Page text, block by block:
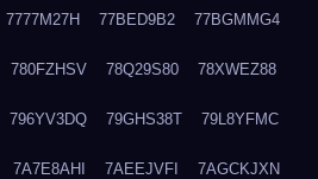
7777M27H 77BED9B2 77BGMMG4
780FZHSV 78Q29S80 78XWEZ88
796YV3DQ 79GHS38T 79L8YFMC
7A7E8AHI 7AEEJVFI 7AGCKJXN